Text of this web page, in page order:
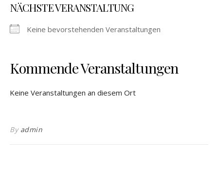
NÄCHSTE VERANSTALTUNG
Keine bevorstehenden Veranstaltungen
Kommende Veranstaltungen
Keine Veranstaltungen an diesem Ort
By admin